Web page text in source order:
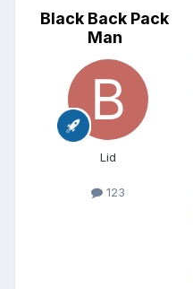
Black Back Pack
Man
Lid
123